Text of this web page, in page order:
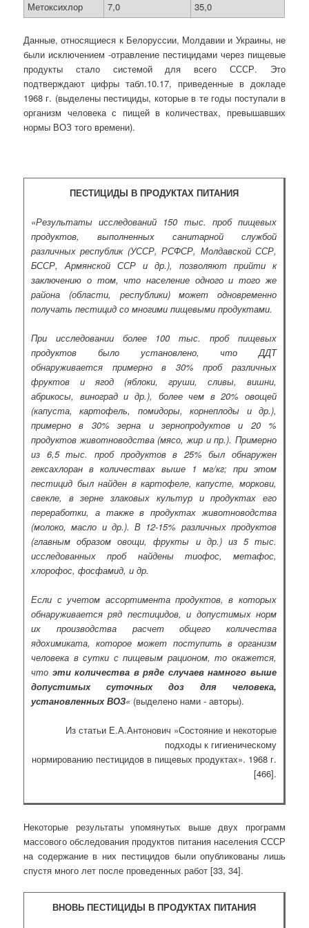
Метоксихлор
7,0 35,0
Данные, относящиеся к Белоруссии, Молдавии и Украины, не
были исключением -отравление пестицидами через пищевые
продукты стало системой для всего СССР. Это
подтверждают цифры табл.10.17, приведенные в докладе
1968 г. (выделены пестициды, которые в те годы поступали в
организм человека с пищей в количествах, превышавших
нормы ВОЗ того времени).
ПЕСТИЦИДЫ В ПРОДУКТАХ ПИТАНИЯ
«Результаты исследований 150 тыс. проб пищевых
продуктов, выполненных санитарной службой
различных республик (УССР, РСФСР, Молдавской ССР,
БССР, Армянской ССР и др.), позволяют прийти к
заключению о том, что население одного и того же
района (области, республики) может одновременно
получать пестицид со многими пищевыми продуктами.
При исследовании более 100 тыс. проб пищевых
продуктов было установлено, что ДДТ
обнаруживается примерно в 30% проб различных
фруктов и ягод (яблоки, груши, сливы, вишни,
абрикосы, виноград и др.), более чем в 20% овощей
(капуста, картофель, помидоры, корнеплоды и др.),
примерно в 30% зерна и зернопродуктов и 20 %
продуктов животноводства (мясо, жир и пр.). Примерно
из 6,5 тыс. проб продуктов в 25% был обнаружен
гексахлоран в количествах выше 1 мг/кг; при этом
пестицид был найден в картофеле, капусте, моркови,
свекле, в зерне злаковых культур и продуктах его
переработки, а также в продуктах животноводства
(молоко, масло и др.). В 12-15% различных продуктов
(главным образом овощи, фрукты и др.) из 5 тыс.
исследованных проб найдены тиофос, метафос,
хлорофос, фосфамид, и др.
Если с учетом ассортимента продуктов, в которых
обнаруживается ряд пестицидов, и допустимых норм
их производства расчет общего количества
ядохимиката, которое может поступить в организм
человека в сутки с пищевым рационом, то окажется,
что эти количества в ряде случаев намного выше
допустимых суточных доз для человека,
установленных ВОЗ« (выделено нами - авторы).
Из статьи Е.А.Антонович »Состояние и некоторые
подходы к гигиеническому
нормированию пестицидов в пищевых продуктах». 1968 г.
[466].
Некоторые результаты упомянутых выше двух программ
массового обследования продуктов питания населения СССР
на содержание в них пестицидов были опубликованы лишь
спустя много лет после проведенных работ [33, 34].
ВНОВЬ ПЕСТИЦИДЫ В ПРОДУКТАХ ПИТАНИЯ